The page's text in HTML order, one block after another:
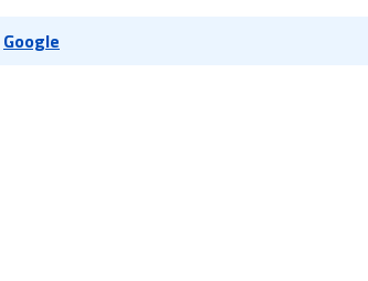
Google